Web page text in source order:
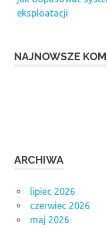
eksploatacji
NAJNOWSZE
ARCHIWA
lipiec 2026
czerwiec 2026
maj 2026